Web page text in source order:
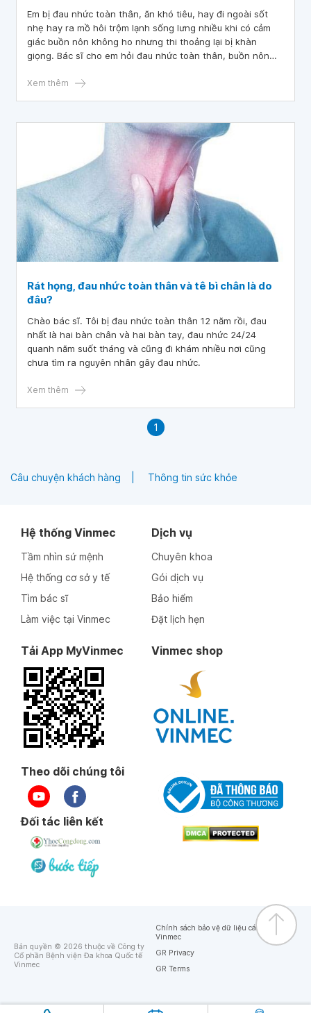
Em bị đau nhức toàn thân, ăn khó tiêu, hay đi ngoài sốt
nhẹ hay ra mồ hôi trộm lạnh sống lưng nhiều khi có cảm
giác buồn nôn không ho nhưng thi thoảng lại bị khàn
giọng. Bác sĩ cho em hỏi đau nhức toàn thân, buồn nôn
Xem thêm
Rát họng, đau nhức toàn thân và tê bì chân là do
đâu?
Chào bác sĩ. Tôi bị đau nhức toàn thân 12 năm rồi, đau
nhất là hai bàn chân và hai bàn tay, đau nhức 24/24
quanh năm suốt tháng và cũng đi khám nhiều nơi cũng
chưa tìm ra nguyên nhân gây đau nhức.
Xem thêm
1
Câu chuyện khách hàng Thông tin sức khỏe
Hệ thống Vinmec
Tầm nhìn sứ mệnh
Hệ thống cơ sở y tế
Tìm bác sĩ
Làm việc tại Vinmec
Dịch vụ
Chuyên khoa
Gói dịch vụ
Bảo hiểm
Đặt lịch hẹn
Tải App MyVinmec Vinmec shop
Theo dõi chúng tôi
Đối tác liên kết
Bản quyền © 2026 thuộc về Công ty
Cổ phần Bệnh viện Đa khoa Quốc tế
Vinmec
Chính sách bảo vệ dữ liệu cá nhân của
Vinmec
GR Privacy
GR Terms